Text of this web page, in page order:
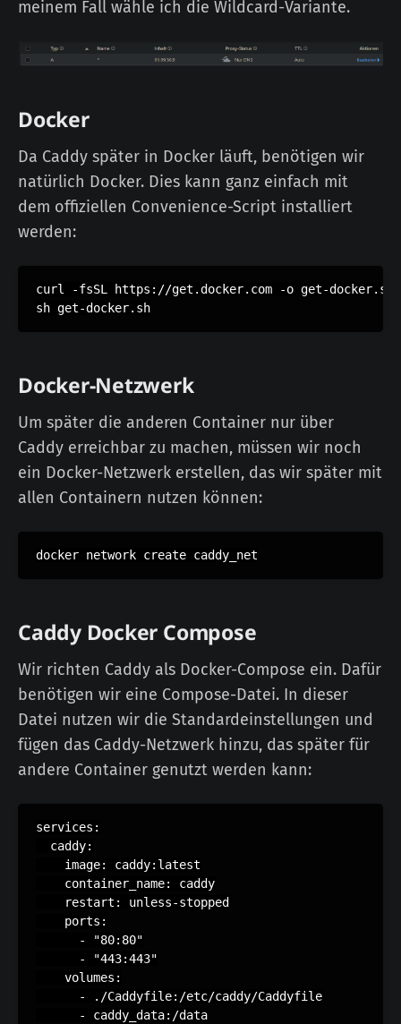
meinem Fall wähle ich die Wildcard-Variante.
Docker
Da Caddy später in Docker läuft, benötigen wir
natürlich Docker. Dies kann ganz einfach mit
dem offiziellen Convenience-Script installiert
werden:
curl -fsSL https://get.docker.com -o get-docker.sh
Docker-Netzwerk
Um später die anderen Container nur über
Caddy erreichbar zu machen, müssen wir noch
ein Docker-Netzwerk erstellen, das wir später mit
allen Containern nutzen können:
Caddy Docker Compose
Wir richten Caddy als Docker-Compose ein. Dafür
benötigen wir eine Compose-Datei. In dieser
Datei nutzen wir die Standardeinstellungen und
fügen das Caddy-Netzwerk hinzu, das später für
andere Container genutzt werden kann:
services:
  caddy:
    image: caddy:latest
    container_name: caddy
    restart: unless-stopped
    ports:
      - "80:80"
      - "443:443"
    volumes:
      - ./Caddyfile:/etc/caddy/Caddyfile
      - caddy_data:/data